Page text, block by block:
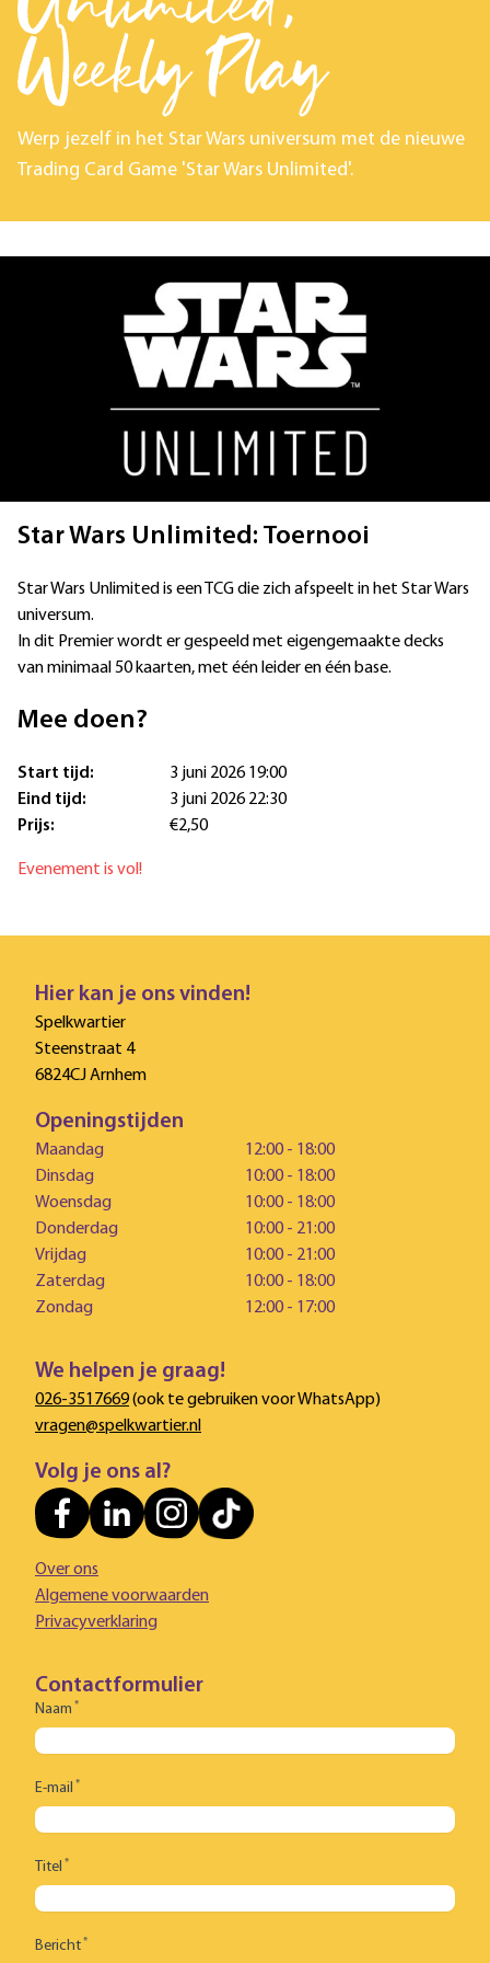
Weekly Play
Werp jezelf in het Star Wars universum met de nieuwe
Trading Card Game 'Star Wars Unlimited'.
Star Wars Unlimited: Toernooi
Star Wars Unlimited is een TCG die zich afspeelt in het Star Wars
universum.
In dit Premier wordt er gespeeld met eigengemaakte decks
van minimaal 50 kaarten, met één leider en één base.
Mee doen?
Start tijd:
3 juni 2026 19:00
Eind tijd:
3 juni 2026 22:30
Prijs:
€2,50
Evenement is vol!
Hier kan je ons vinden!
Spelkwartier
Steenstraat 4
6824CJ Arnhem
Openingstijden
Maandag
12:00 - 18:00
Dinsdag
10:00 - 18:00
Woensdag
10:00 - 18:00
Donderdag
10:00 - 21:00
Vrijdag
10:00 - 21:00
Zaterdag
10:00 - 18:00
Zondag
12:00 - 17:00
We helpen je graag!
026-3517669(ook te gebruiken voor WhatsApp)
vragen@spelkwartier.nl
Volg je ons al?
Over ons
Algemene voorwaarden
Privacyverklaring
Contactformulier
Naam *
E-mail *
Titel *
Bericht*